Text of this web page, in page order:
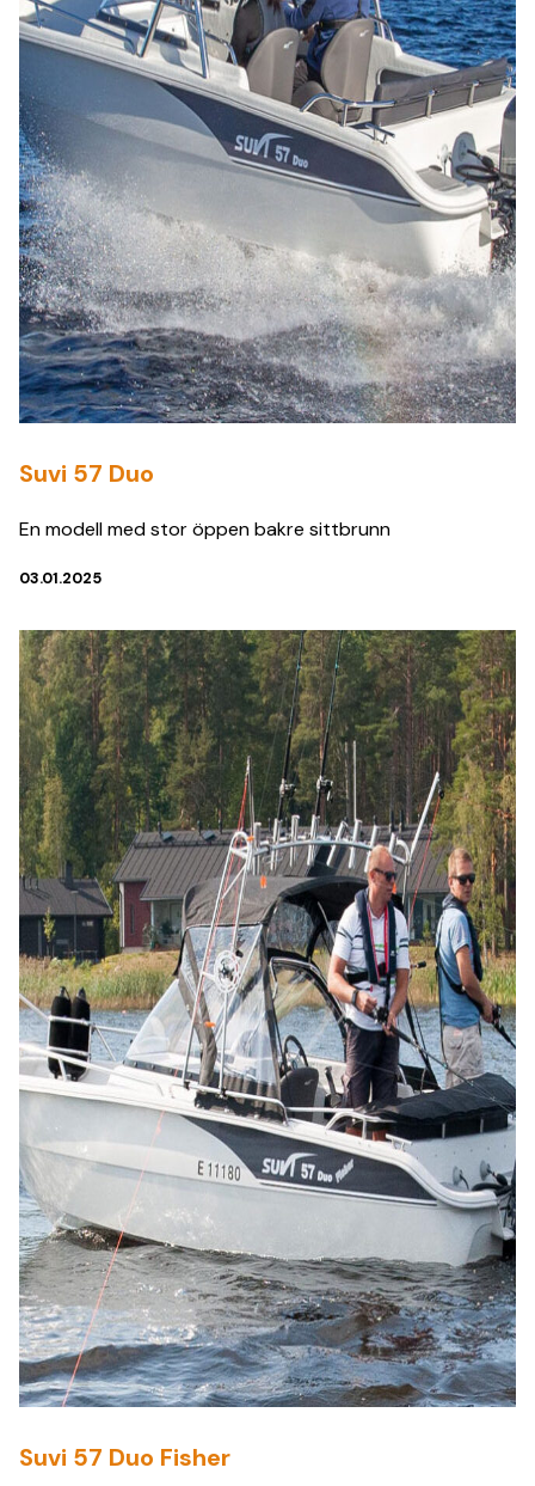
Suvi 57 Duo
En modell med stor öppen bakre sittbrunn
03.01.2025
Suvi 57 Duo Fisher